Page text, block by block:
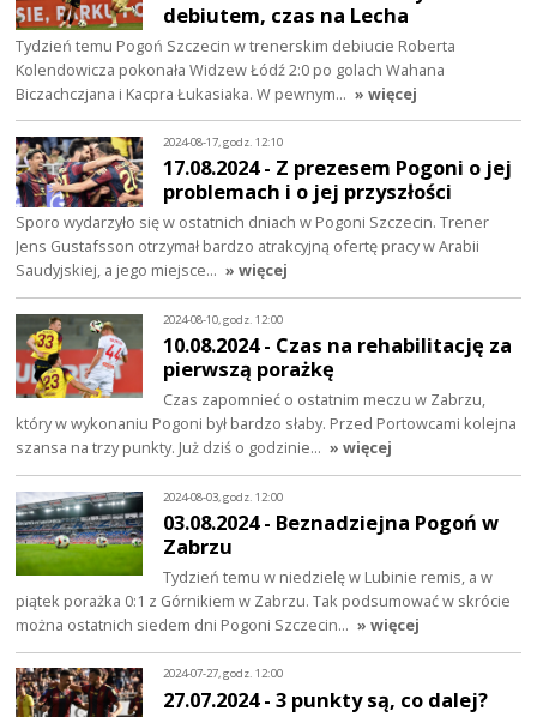
debiutem, czas na Lecha
Tydzień temu Pogoń Szczecin w trenerskim debiucie Roberta
Kolendowicza pokonała Widzew Łódź 2:0 po golach Wahana
Biczachczjana i Kacpra Łukasiaka. W pewnym… » więcej
2024-08-17, godz. 12:10
17.08.2024 - Z prezesem Pogoni o jej
problemach i o jej przyszłości
Sporo wydarzyło się w ostatnich dniach w Pogoni Szczecin. Trener
Jens Gustafsson otrzymał bardzo atrakcyjną ofertę pracy w Arabii
Saudyjskiej, a jego miejsce… » więcej
2024-08-10, godz. 12:00
10.08.2024 - Czas na rehabilitację za
pierwszą porażkę
Czas zapomnieć o ostatnim meczu w Zabrzu,
który w wykonaniu Pogoni był bardzo słaby. Przed Portowcami kolejna
szansa na trzy punkty. Już dziś o godzinie… » więcej
2024-08-03, godz. 12:00
03.08.2024 - Beznadziejna Pogoń w
Zabrzu
Tydzień temu w niedzielę w Lubinie remis, a w
piątek porażka 0:1 z Górnikiem w Zabrzu. Tak podsumować w skrócie
można ostatnich siedem dni Pogoni Szczecin… » więcej
2024-07-27, godz. 12:00
27.07.2024 - 3 punkty są, co dalej?